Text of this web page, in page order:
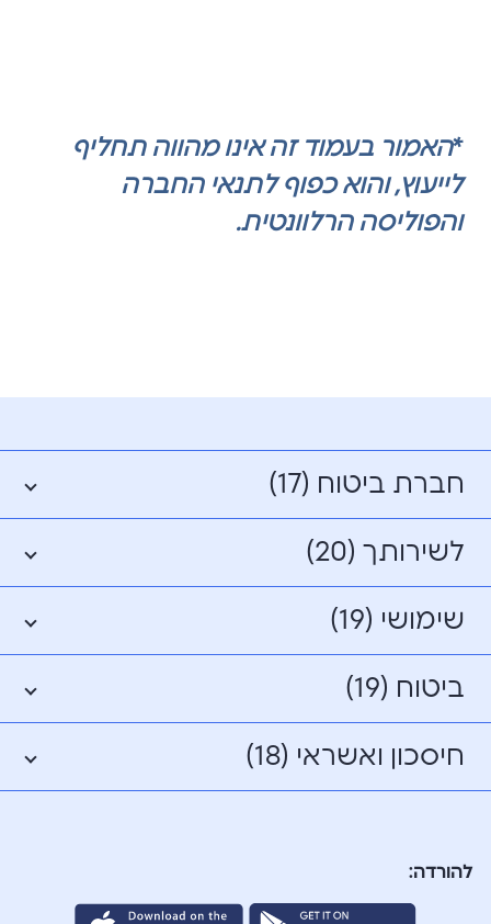
*האמור בעמוד זה אינו מהווה תחליף
לייעוץ, והוא כפוף לתנאי החברה
והפוליסה הרלוונטית.
חברת ביטוח (17)
לשירותך (20)
שימושי (19)
ביטוח (19)
חיסכון ואשראי (18)
להורדה: